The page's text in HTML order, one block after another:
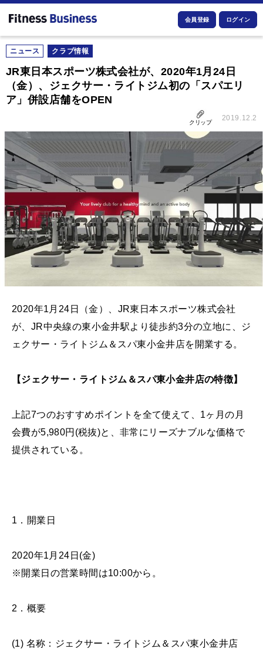
会員登録 ログイン
ニュース クラブ情報
JR東日本スポーツ株式会社が、2020年1月24日
（金）、ジェクサー・ライトジム初の「スパエリ
ア」併設店舗をOPEN
クリップ
2019.12.2
2020年1月24日（金）、JR東日本スポーツ株式会社
が、JR中央線の東小金井駅より徒歩約3分の立地に、ジ
ェクサー ・ライトジム＆スパ東小金井店を開業する。
【ジェクサー・ライトジム＆スパ東小金井店の特徴】
上記7つのおすすめポイントを全て使えて、1ヶ月の月
会費が5,980円(税抜)と、非常にリーズナブルな価格で
提供されている。
1．開業日
2020年1月24日(金)
※開業日の営業時間は10:00から。
2．概要
(1) 名称：ジェクサー・ライトジム＆スパ東小金井店